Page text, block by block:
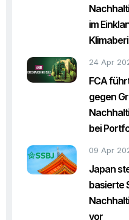
im
24 Apr
FCA
gegen
bei
09 Apr
Japan
basierte
vor